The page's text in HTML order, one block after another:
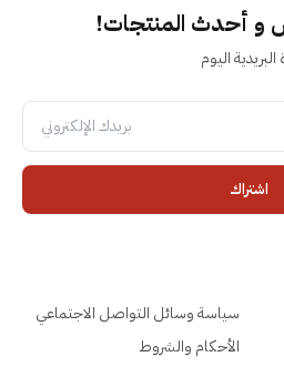
و أحدث المنتجات!
اليوم
اشتراك
سياسة وسائل التواصل الاجتماعي
الأحكام والشروط